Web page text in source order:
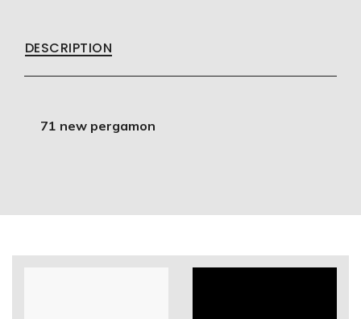
DESCRIPTION
71 new pergamon